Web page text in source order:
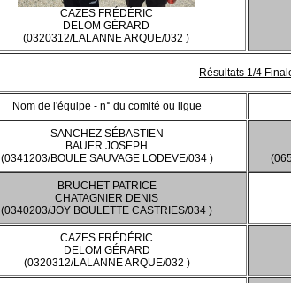
CAZES FRÉDÉRIC
DELOM GÉRARD
(0320312/LALANNE ARQUE/032 )
Résultats 1/4
Nom de l'équipe - n° du comité ou ligue
SANCHEZ SÉBASTIEN
BAUER JOSEPH
(0341203/BOULE SAUVAGE LODEVE/034 )
BRUCHET PATRICE
CHATAGNIER DENIS
(0340203/JOY BOULETTE CASTRIES/034 )
CAZES FRÉDÉRIC
DELOM GÉRARD
(0320312/LALANNE ARQUE/032 )